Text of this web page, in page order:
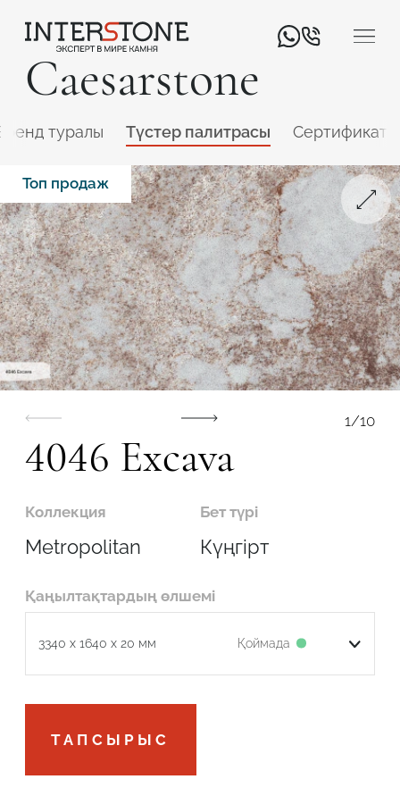
Caesarstone
туралы Түстер палитрасы
Топ продаж
1/10
4046 Excava
Коллекция
Metropolitan
Бет түрі
Күңгірт
Қаңылтақтардың өлшемі
3340 x 1640 x 20 мм Қоймада
ТАПСЫРЫС
Қызмет салаңыз
Өңдеуші Дизайнер
Робот емес екеніңізді растаңыз
Робот емес екеніңізді растаңыз